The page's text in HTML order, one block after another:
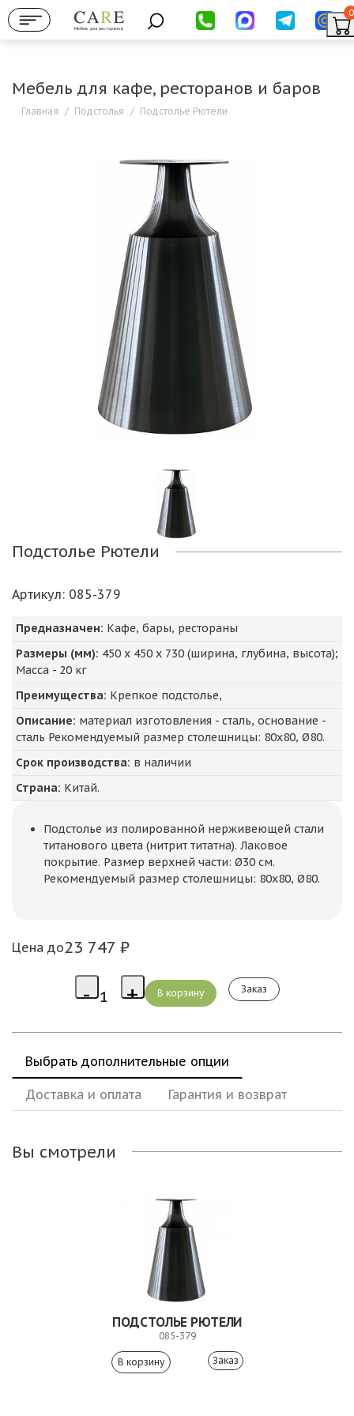
Мебель для ресторанов
0
Мебель для кафе, ресторанов и баров
Главная / Подстолья / Подстолье Рютели
Подстолье Рютели
Артикул: 085-379
Предназначен: Кафе, бары, рестораны
Размеры (мм): 450 х 450 х 730 (ширина, глубина, высота);
Масса - 20 кг
Преимущества: Крепкое подстолье,
Описание: материал изготовления - сталь, основание -
сталь Рекомендуемый размер столешницы: 80х80, Ø80.
Срок производства: в наличии
Страна: Китай.
Подстолье из полированной нерживеющей стали
титанового цвета (нитрит титатна). Лаковое
покрытие. Размер верхней части: Ø30 см.
Рекомендуемый размер столешницы: 80х80, Ø80.
Цена до23 747 ₽
Заказ
Выбрать дополнительные опции
Доставка и оплата Гарантия и возврат
Вы смотрели
ПОДСТОЛЬЕ РЮТЕЛИ
085-379
Заказ